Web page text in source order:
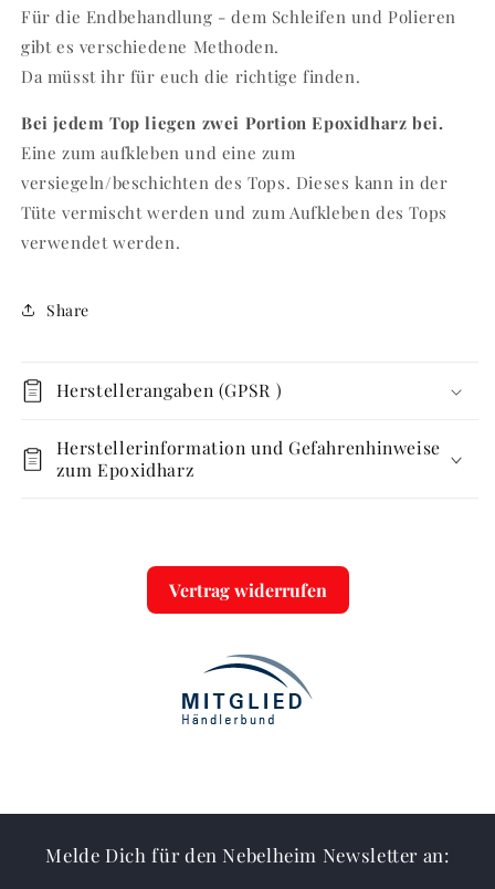
Für die Endbehandlung - dem Schleifen und Polieren
gibt es verschiedene Methoden.
Da müsst ihr für euch die richtige finden.
Bei jedem Top liegen zwei Portion Epoxidharz bei.
Eine zum aufkleben und eine zum
versiegeln/beschichten des Tops. Dieses kann in der
Tüte vermischt werden und zum Aufkleben des Tops
verwendet werden.
Share
Herstellerangaben (GPSR )
Herstellerinformation und Gefahrenhinweise
zum Epoxidharz
Vertrag widerrufen
Melde Dich für den Nebelheim Newsletter an: